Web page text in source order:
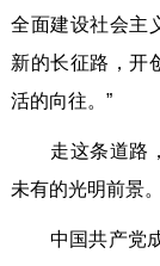
全面建设社会主
新的长征路，开
活的向往。”
走这条道路，
未有的光明前景。
中国共产党成